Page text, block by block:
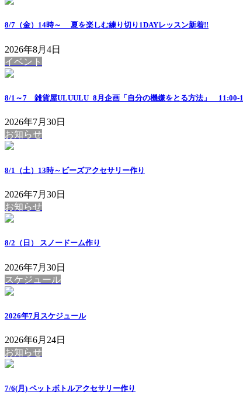
8/7（金）14時～ 夏を楽しむ練り切り1DAYレッスン新着!!
2026年8月4日
イベント
8/1～7 雑貨屋ULUULU_8月企画「自分の機嫌をとる方法」 11:00-
2026年7月30日
お知らせ
8/1（土）13時～ビーズアクセサリー作り
2026年7月30日
お知らせ
8/2（日） スノードーム作り
2026年7月30日
スケジュール
2026年7月スケジュール
2026年6月24日
お知らせ
7/6(月) ペットボトルアクセサリー作り